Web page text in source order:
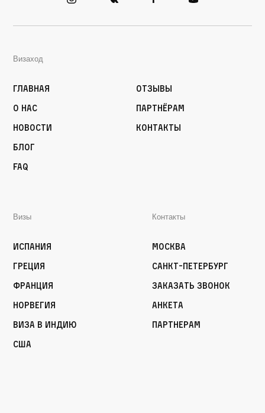
Визаход
Главная
О нас
Новости
Блог
FAQ
Отзывы
Партнёрам
Контакты
Визы
Испания
Греция
Франция
Норвегия
Виза в Индию
США
Контакты
Москва
Санкт-Петербург
Заказать звонок
Анкета
Партнерам